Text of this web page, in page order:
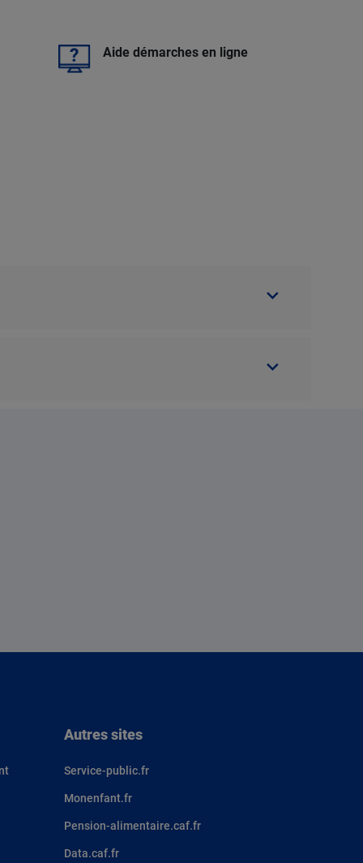
Aide démarches en ligne
Autres sites
Service-public.fr
Monenfant.fr
Pension-alimentaire.caf.fr
Data.caf.fr